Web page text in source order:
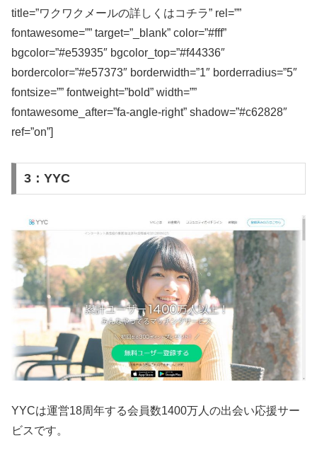
title=”ワクワクメールの詳しくはコチラ” rel=””
fontawesome=”” target=”_blank” color=”#fff”
bgcolor=”#e53935″ bgcolor_top=”#f44336″
bordercolor=”#e57373″ borderwidth=”1″ borderradius=”5″
fontsize=”” fontweight=”bold” width=””
fontawesome_after=”fa-angle-right” shadow=”#c62828″
ref=”on”]
3：YYC
YYCは運営18周年する会員数1400万人の出会い応援サー
ビスです。